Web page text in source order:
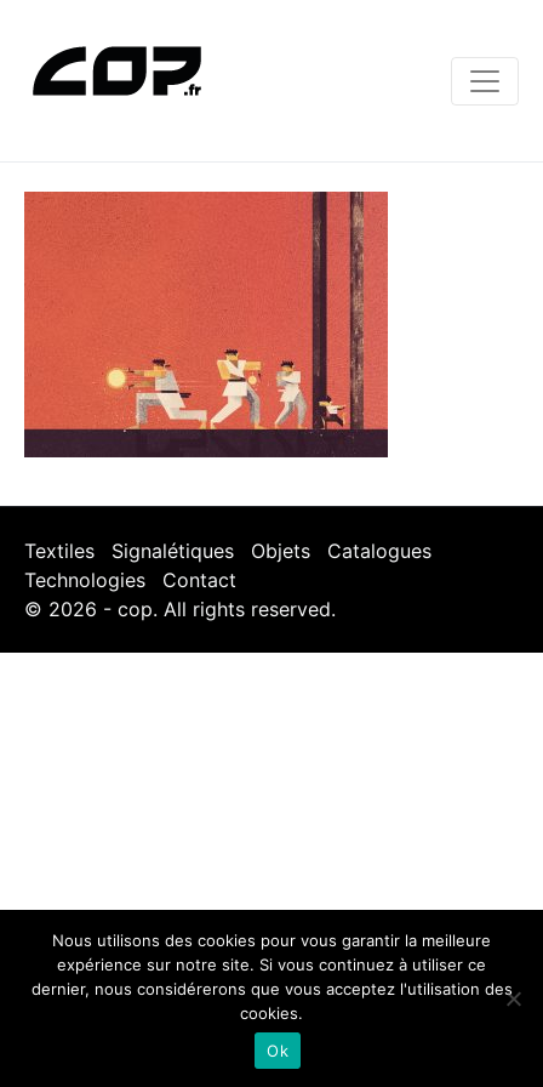
Textiles Signalétiques Objets
Catalogues
Technologies
Contact
© 2026 - cop. All rights reserved.
Nous utilisons des cookies pour vous garantir la meilleure
expérience sur notre site. Si vous continuez à utiliser ce
dernier, nous considérerons que vous acceptez l'utilisation des
cookies.
Ok